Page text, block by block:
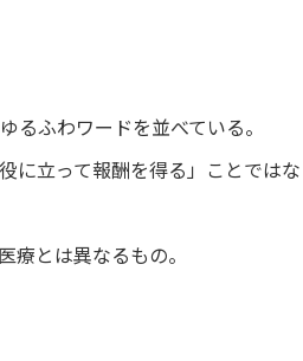
るふわワードを並べている。
に立って報酬を得る」ことではな
療とは異なるもの。